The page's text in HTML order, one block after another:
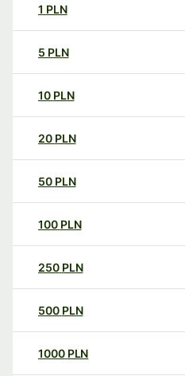
1 PLN
5 PLN
10 PLN
20 PLN
50 PLN
100 PLN
250 PLN
500 PLN
1000 PLN